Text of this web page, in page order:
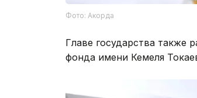
Фото: Акорда
Главе государства также
фонда имени Кемеля